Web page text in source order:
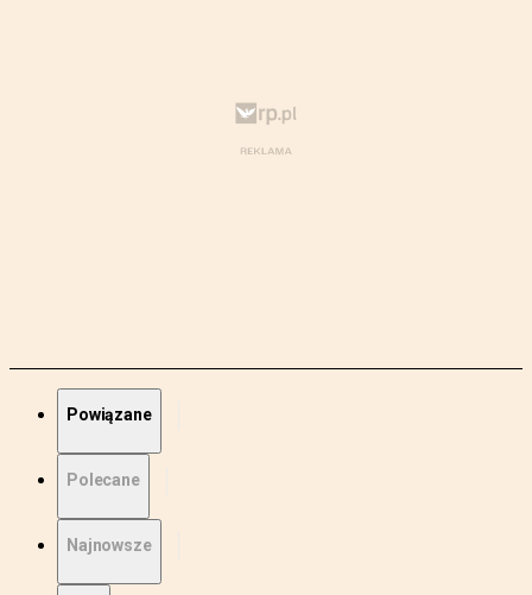
Powiązane
Polecane
Najnowsze